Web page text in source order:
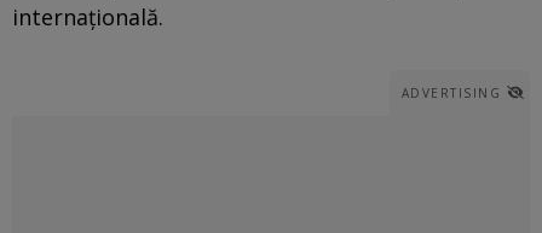
internaţională.
ADVERTISING